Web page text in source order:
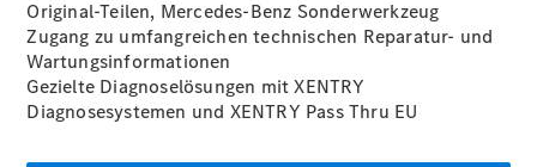
Original-Teilen, Mercedes-Benz Sonderwerkzeug
Zugang zu umfangreichen technischen Reparatur- und
Wartungsinformationen
Gezielte Diagnoselösungen mit XENTRY
Diagnosesystemen und XENTRY Pass Thru EU